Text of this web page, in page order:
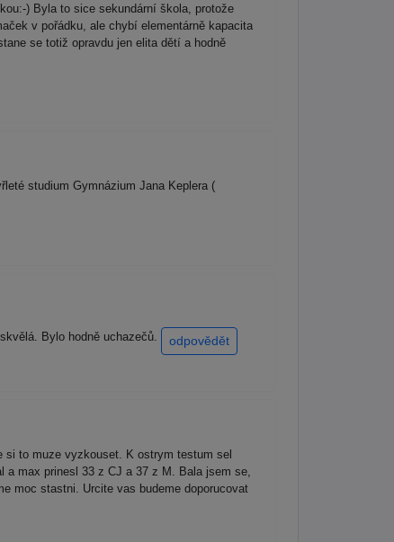
) Byla to sice sekundární škola, protože
v pořádku, ale chybí elementárně kapacita
se totiž opravdu jen elita dětí a hodně
studium Gymnázium Jana Keplera (
Bylo hodně uchazečů. odpovědět
si to muze vyzkouset. K ostrym testum sel
a max prinesl 33 z CJ a 37 z M. Bala jsem se,
moc stastni. Urcite vas budeme doporucovat